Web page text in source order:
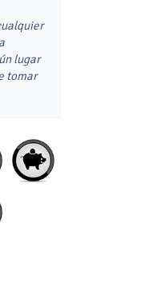
lugar
tomar